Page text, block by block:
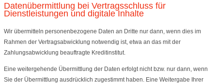
Datenübermittlung bei Vertragsschluss für
Dienstleistungen und digitale Inhalte
Wir übermitteln personenbezogene Daten an Dritte nur dann, wenn dies im
Rahmen der Vertragsabwicklung notwendig ist, etwa an das mit der
Zahlungsabwicklung beauftragte Kreditinstitut.
Eine weitergehende Übermittlung der Daten erfolgt nicht bzw. nur dann, wenn
Sie der Übermittlung ausdrücklich zugestimmt haben. Eine Weitergabe Ihrer